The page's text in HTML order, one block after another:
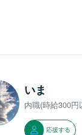
いま
内職(時給300
応援する